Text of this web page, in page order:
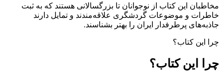
مخاطبان این کتاب از نوجوانان تا بزرگسالانی هستند که به ثبت
خاطرات و موضوعات گردشگری علاقه‌مندند و تمایل دارند
جاذبه‌های پرطرفدار ایران را بهتر بشناسند.
چرا این کتاب؟
چرا این کتاب؟